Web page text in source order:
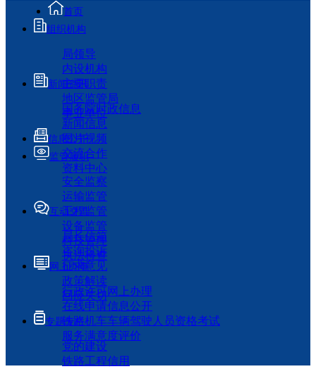
首页
组织机构
局领导
内设机构
主要职责
地区监管局
事业单位
新闻资讯
国务院时政信息
新闻信息
图片视频
交流合作
资料中心
信息公开
监管履职
安全监察
运输监管
工程监管
设备监管
科技管理
执法检查
互动交流
局长信箱
咨询投诉
征求意见
政策解读
回应关切
网上办事
行政许可网上办理
在线申请信息公开
铁路机车车辆驾驶人员资格考试
服务满意度评价
专题专栏
党的建设
铁路工程信用